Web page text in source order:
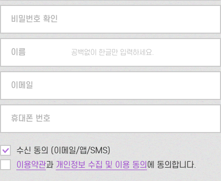
비밀번호 확인
이름 공백없이 한글만 입력하세요.
이메일
휴대폰 번호
수신 동의 (이메일/앱/SMS)
이용약관과 개인정보 수집 및 이용 동의에 동의합니다.